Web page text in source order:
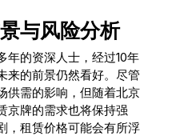
与风险分析
年的资深人士，经过10年
来的前景仍然看好。尽管
供需的影响，但随着北京
京牌的需求也将保持强
，租赁价格可能会有所浮